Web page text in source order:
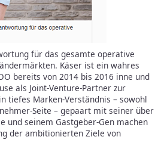
für das gesamte operative
Käser ist ein wahres
bereits von 2014 bis 2016 inne und
als Joint-Venture-Partner zur
tiefes Marken-Verständnis – sowohl
Seite – gepaart mit seiner über
und seinem Gastgeber-Gen machen
der ambitionierten Ziele von